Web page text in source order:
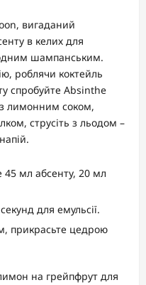
вигаданий
в келих для
шампанським.
роблячи коктейль
спробуйте Absinthe
лимонним соком,
струсіть з льодом –
45 мл абсенту, 20 мл
для емульсії.
прикрасьте цедрою
на грейпфрут для